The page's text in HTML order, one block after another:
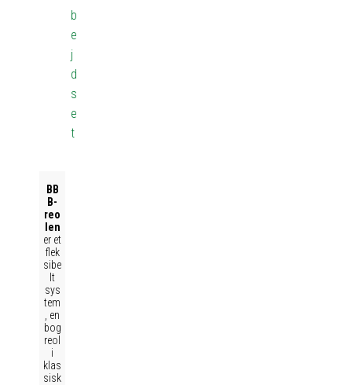
b
e
j
d
s
e
t
BB
B-
reo
len
er et
flek
sibe
lt
sys
tem
, en
bog
reol
i
klas
sisk